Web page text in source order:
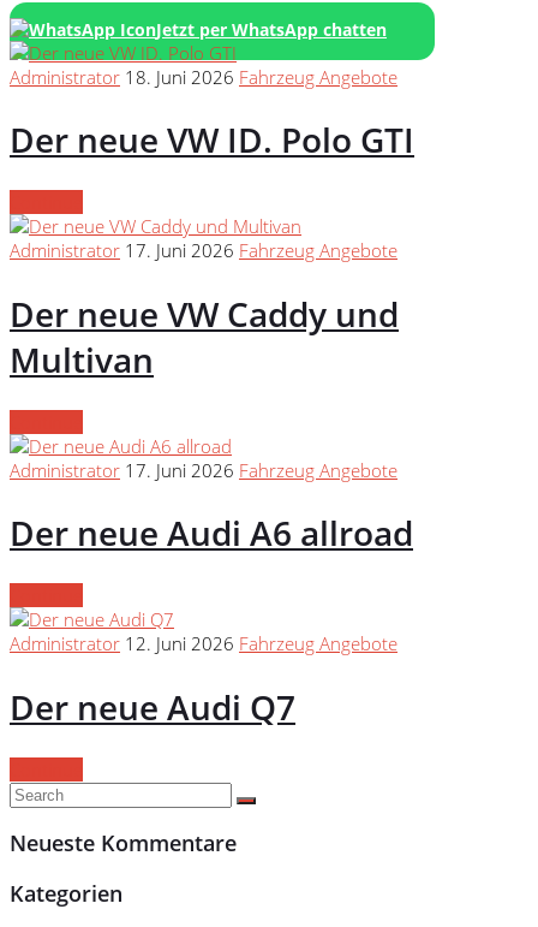
Jetzt per WhatsApp chatten
Administrator 18. Juni 2026 Fahrzeug Angebote
Der neue VW ID. Polo GTI
Administrator 17. Juni 2026 Fahrzeug Angebote
Der neue VW Caddy und
Multivan
Administrator 17. Juni 2026 Fahrzeug Angebote
Der neue Audi A6 allroad
Administrator 12. Juni 2026 Fahrzeug Angebote
Der neue Audi Q7
Neueste Kommentare
Kategorien